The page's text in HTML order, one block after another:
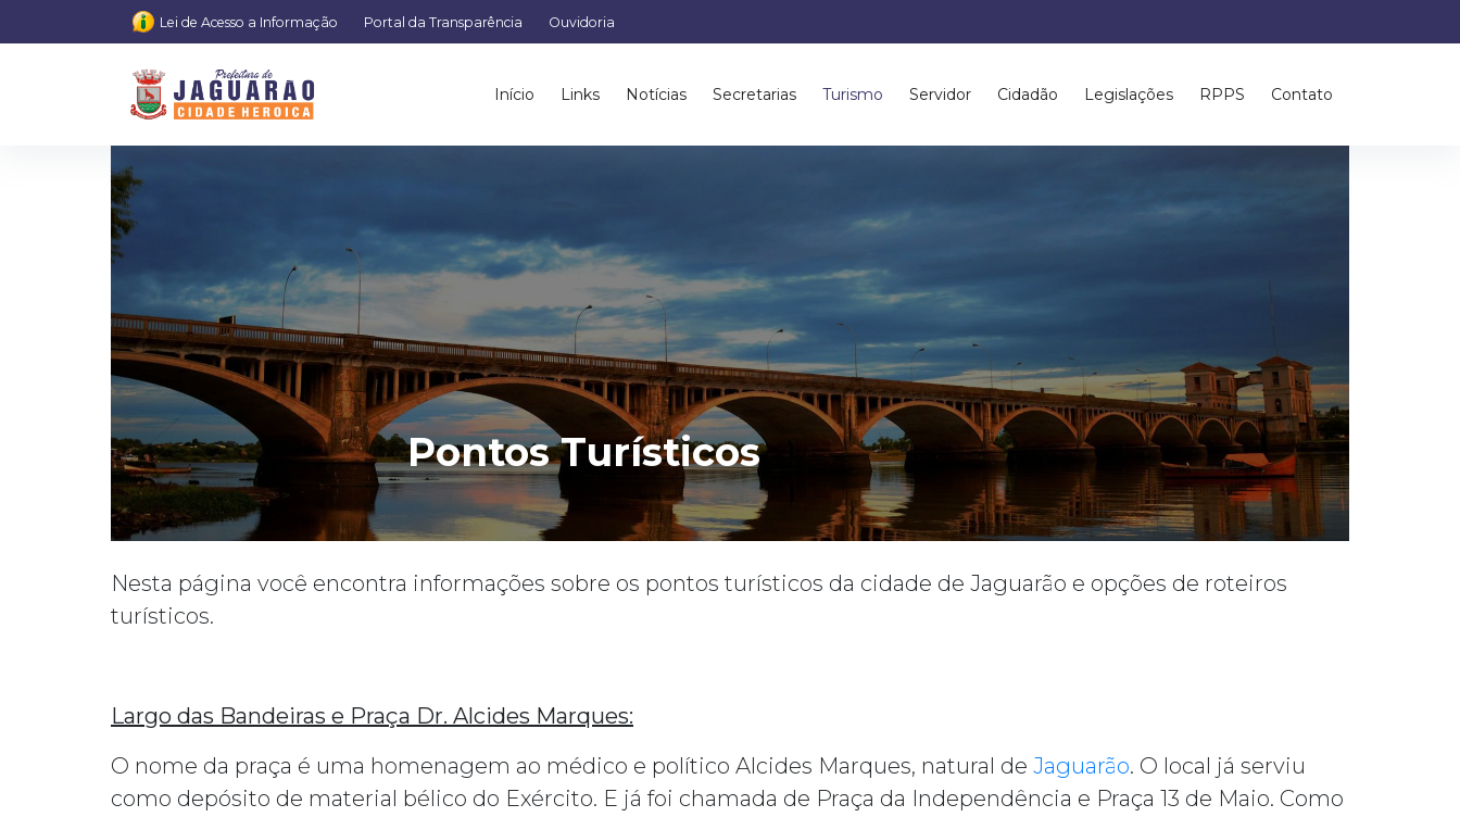
Lei de Acesso a Informação Portal da Transparência Ouvidoria
Início Links Notícias Secretarias Turismo Servidor Cidadão Legislações RPPS Contato
Pontos Turísticos
Nesta página você encontra informações sobre os pontos turísticos da cidade de Jaguarão e opções de roteiros
turísticos.
Largo das Bandeiras e Praça Dr. Alcides Marques:
O nome da praça é uma homenagem ao médico e político Alcides Marques, natural de Jaguarão. O local já serviu
como depósito de material bélico do Exército. E já foi chamada de Praça da Independência e Praça 13 de Maio. Como